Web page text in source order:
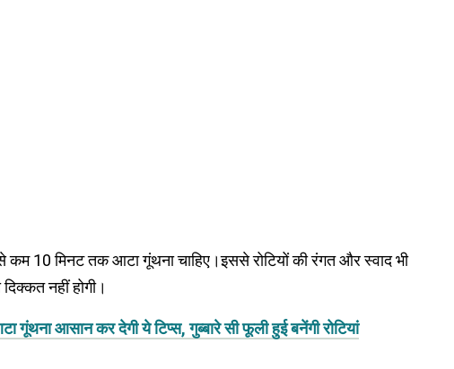
10 मिनट तक आटा गूंथना चाहिए।इससे रोटियों की रंगत और स्वाद भी
नहीं होगी।
आसान कर देगी ये टिप्स, गुब्बारे सी फूली हुई बनेंगी रोटियां